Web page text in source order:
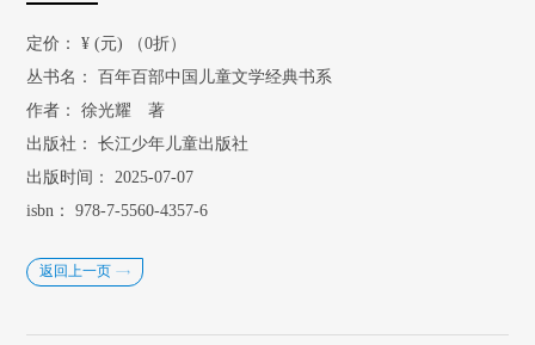
定价： ¥(元) （0折）
丛书名：
百年百部中国儿童文学经典书系
作者：
徐光耀 著
出版社：
长江少年儿童出版社
出版时间：
2025-07-07
isbn：
978-7-5560-4357-6
返回上一页